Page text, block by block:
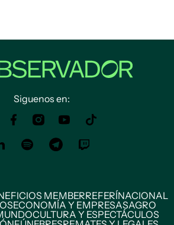
Siguenos en:
MEMBERREFERÍNACIONAL
ECONOMÍA Y EMPRESASAGRO
CULTURA Y ESPECTÁCULOS